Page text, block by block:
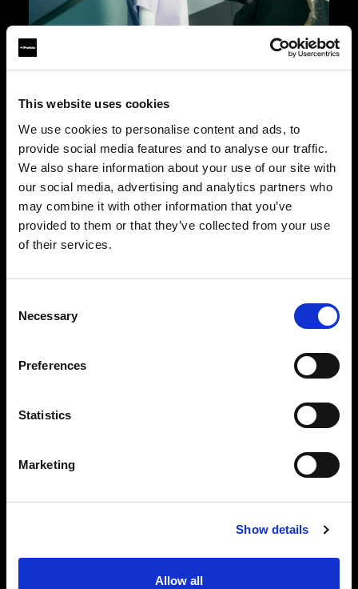
This website uses cookies
We use cookies to personalise content and ads, to
provide social media features and to analyse our traffic.
We also share information about your use of our site with
our social media, advertising and analytics partners who
may combine it with other information that you’ve
provided to them or that they’ve collected from your use
of their services.
Selection
Necessary
Preferences
Statistics
Marketing
Show details
Allow all
Photos sur mannequin
Profoto StyleShoots Vertical permet d’obtenir
aisément et rapidement des images uniformes,
sans arrière-plan. Pour les marques en quête de
liberté créative, notre solution personnalisable
offre des possibilités inégalées de façonnage de
la lumière pour créer des images qui sortent du
Conçues pour répondre aux exigences
dynamiques du e-commerce dans le secteur de